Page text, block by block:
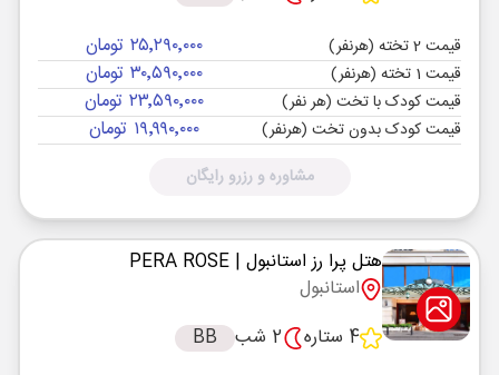
قیمت 2 تخته (هرنفر) ۲۵٬۲۹۰٬۰۰۰ تومان
قیمت 1 تخته (هرنفر) ۳۰٬۵۹۰٬۰۰۰ تومان
قیمت کودک با تخت (هر نفر) ۲۳٬۵۹۰٬۰۰۰ تومان
قیمت کودک بدون تخت (هرنفر) ۱۹٬۹۹۰٬۰۰۰ تومان
مشاوره و رزرو رایگان
هتل پرا رز استانبول | PERA ROSE
استانبول
4 ستاره
2 شب BB